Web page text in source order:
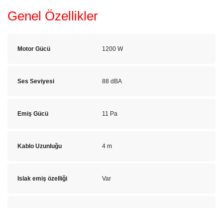
Genel Özellikler
Motor Gücü 1200 W
Ses Seviyesi 88 dBA
Emiş Gücü 11 Pa
Kablo Uzunluğu 4 m
Islak emiş özelliği Var